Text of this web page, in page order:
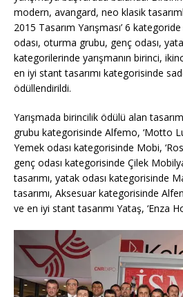
modern, avangard, neo klasik
2015 Tasarım Yarışması’ 6
odası, oturma grubu, genç odası,
kategorilerinde yarışmanın birinci,
en iyi stant tasarımı kategorisinde
ödüllendirildi.
Yarışmada birincilik ödülü alan
grubu kategorisinde Alfemo, ‘Motto
Yemek odası kategorisinde Mobi,
genç odası kategorisinde Çilek
tasarımı, yatak odası kategorisinde
tasarımı, Aksesuar kategorisinde
ve en iyi stant tasarımı Yataş, ‘Enza